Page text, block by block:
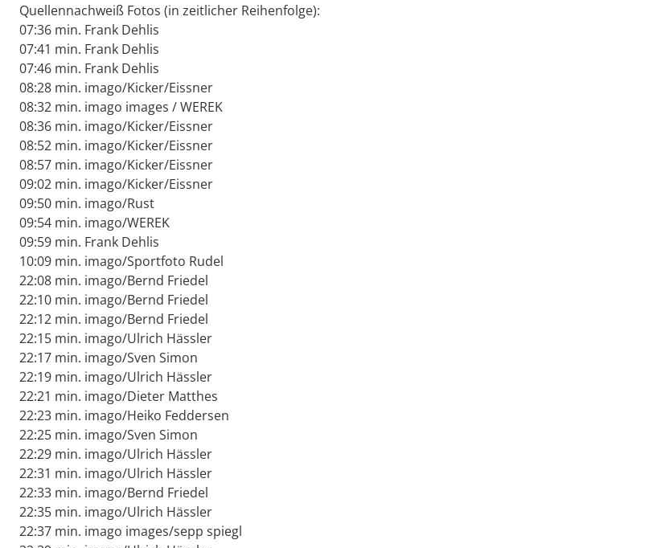
Quellennachweiß Fotos (in zeitlicher Reihenfolge):
07:36 min. Frank Dehlis
07:41 min. Frank Dehlis
07:46 min. Frank Dehlis
08:28 min. imago/Kicker/Eissner
08:32 min. imago images / WEREK
08:36 min. imago/Kicker/Eissner
08:52 min. imago/Kicker/Eissner
08:57 min. imago/Kicker/Eissner
09:02 min. imago/Kicker/Eissner
09:50 min. imago/Rust
09:54 min. imago/WEREK
09:59 min. Frank Dehlis
10:09 min. imago/Sportfoto Rudel
22:08 min. imago/Bernd Friedel
22:10 min. imago/Bernd Friedel
22:12 min. imago/Bernd Friedel
22:15 min. imago/Ulrich Hässler
22:17 min. imago/Sven Simon
22:19 min. imago/Ulrich Hässler
22:21 min. imago/Dieter Matthes
22:23 min. imago/Heiko Feddersen
22:25 min. imago/Sven Simon
22:29 min. imago/Ulrich Hässler
22:31 min. imago/Ulrich Hässler
22:33 min. imago/Bernd Friedel
22:35 min. imago/Ulrich Hässler
22:37 min. imago images/sepp spiegl